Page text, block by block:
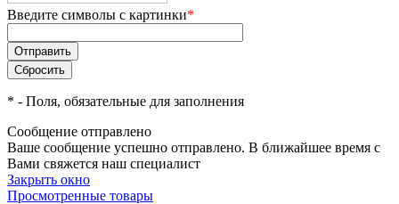
Введите символы с картинки*
* - Поля, обязательные для заполнения
Сообщение отправлено
Ваше сообщение успешно отправлено. В ближайшее время с
Вами свяжется наш специалист
Закрыть окно
Просмотренные товары